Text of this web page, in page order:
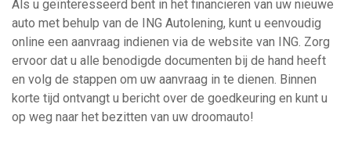
Als u geïnteresseerd bent in het financieren van uw nieuwe
auto met behulp van de ING Autolening, kunt u eenvoudig
online een aanvraag indienen via de website van ING. Zorg
ervoor dat u alle benodigde documenten bij de hand heeft
en volg de stappen om uw aanvraag in te dienen. Binnen
korte tijd ontvangt u bericht over de goedkeuring en kunt u
op weg naar het bezitten van uw droomauto!